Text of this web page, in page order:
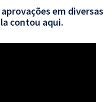
em diversas
contou aqui.